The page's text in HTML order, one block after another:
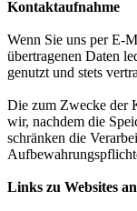
Kontaktaufnahme
Wenn Sie uns per E-
übertragenen Daten
genutzt und stets
Die zum Zwecke der
wir, nachdem die
schränken die
Links zu Websites